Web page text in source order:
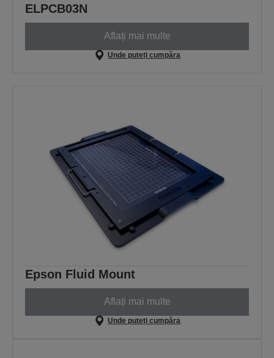
ELPCB03N
Aflați mai multe
Unde puteți cumpăra
Epson Fluid Mount
Aflați mai multe
Unde puteți cumpăra